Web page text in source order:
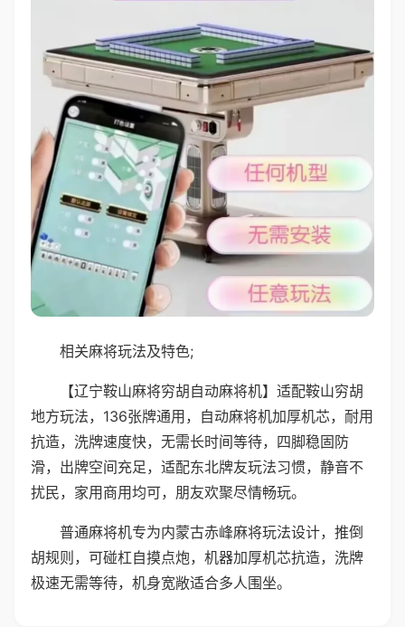
相关麻将玩法及特色;
【辽宁鞍山麻将穷胡自动麻将机】适配鞍山穷胡
地方玩法，136张牌通用，自动麻将机加厚机芯，耐用
抗造，洗牌速度快，无需长时间等待，四脚稳固防
滑，出牌空间充足，适配东北牌友玩法习惯，静音不
扰民，家用商用均可，朋友欢聚尽情畅玩。
普通麻将机专为内蒙古赤峰麻将玩法设计，推倒
胡规则，可碰杠自摸点炮，机器加厚机芯抗造，洗牌
极速无需等待，机身宽敞适合多人围坐。